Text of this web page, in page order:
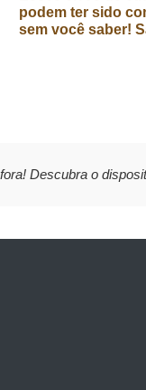
podem ter sido
sem você saber!
Descubra o